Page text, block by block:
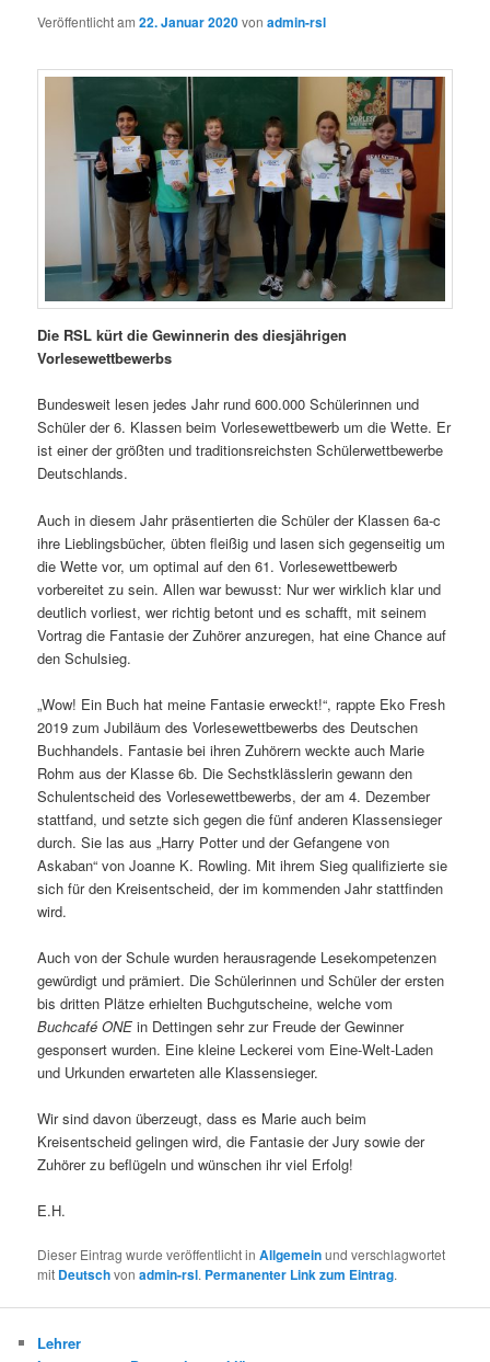
Veröffentlicht am22. Januar 2020vonadmin-rsl
Die RSL kürt die Gewinnerin des diesjährigen
Vorlesewettbewerbs
Bundesweit lesen jedes Jahr rund 600.000 Schülerinnen und
Schüler der 6. Klassen beim Vorlesewettbewerb um die Wette. Er
ist einer der größten und traditionsreichsten Schülerwettbewerbe
Deutschlands.
Auch in diesem Jahr präsentierten die Schüler der Klassen 6a-c
ihre Lieblingsbücher, übten fleißig und lasen sich gegenseitig um
die Wette vor, um optimal auf den 61. Vorlesewettbewerb
vorbereitet zu sein. Allen war bewusst: Nur wer wirklich klar und
deutlich vorliest, wer richtig betont und es schafft, mit seinem
Vortrag die Fantasie der Zuhörer anzuregen, hat eine Chance auf
den Schulsieg.
„Wow! Ein Buch hat meine Fantasie erweckt!“, rappte Eko Fresh
2019 zum Jubiläum des Vorlesewettbewerbs des Deutschen
Buchhandels. Fantasie bei ihren Zuhörern weckte auch Marie
Rohm aus der Klasse 6b. Die Sechstklässlerin gewann den
Schulentscheid des Vorlesewettbewerbs, der am 4. Dezember
stattfand, und setzte sich gegen die fünf anderen Klassensieger
durch. Sie las aus „Harry Potter und der Gefangene von
Askaban“ von Joanne K. Rowling. Mit ihrem Sieg qualifizierte sie
sich für den Kreisentscheid, der im kommenden Jahr stattfinden
wird.
Auch von der Schule wurden herausragende Lesekompetenzen
gewürdigt und prämiert. Die Schülerinnen und Schüler der ersten
bis dritten Plätze erhielten Buchgutscheine, welche vom
Buchcafé ONE in Dettingen sehr zur Freude der Gewinner
gesponsert wurden. Eine kleine Leckerei vom Eine-Welt-Laden
und Urkunden erwarteten alle Klassensieger.
Wir sind davon überzeugt, dass es Marie auch beim
Kreisentscheid gelingen wird, die Fantasie der Jury sowie der
Zuhörer zu beflügeln und wünschen ihr viel Erfolg!
E.H.
Dieser Eintrag wurde veröffentlicht inAllgemeinund verschlagwortet
mit Deutschvonadmin-rsl. Permanenter Link zum Eintrag.
Lehrer